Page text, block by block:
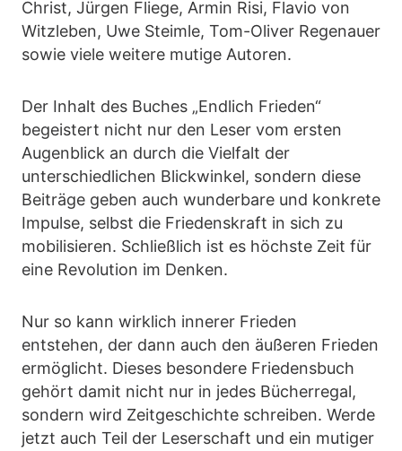
Christ, Jürgen Fliege, Armin Risi, Flavio von
Witzleben, Uwe Steimle, Tom-Oliver Regenauer
sowie viele weitere mutige Autoren.
Der Inhalt des Buches „Endlich Frieden“
begeistert nicht nur den Leser vom ersten
Augenblick an durch die Vielfalt der
unterschiedlichen Blickwinkel, sondern diese
Beiträge geben auch wunderbare und konkrete
Impulse, selbst die Friedenskraft in sich zu
mobilisieren. Schließlich ist es höchste Zeit für
eine Revolution im Denken.
Nur so kann wirklich innerer Frieden
entstehen, der dann auch den äußeren Frieden
ermöglicht. Dieses besondere Friedensbuch
gehört damit nicht nur in jedes Bücherregal,
sondern wird Zeitgeschichte schreiben. Werde
jetzt auch Teil der Leserschaft und ein mutiger